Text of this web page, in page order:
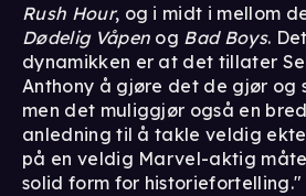
Rush Hour, og i midt i mellom
Dødelig Våpen og Bad Boys.
dynamikken er at det tillater
Anthony å gjøre det de gjør og
men det muliggjør også en
anledning til å takle veldig
på en veldig Marvel-aktig
solid form for historiefortelling."